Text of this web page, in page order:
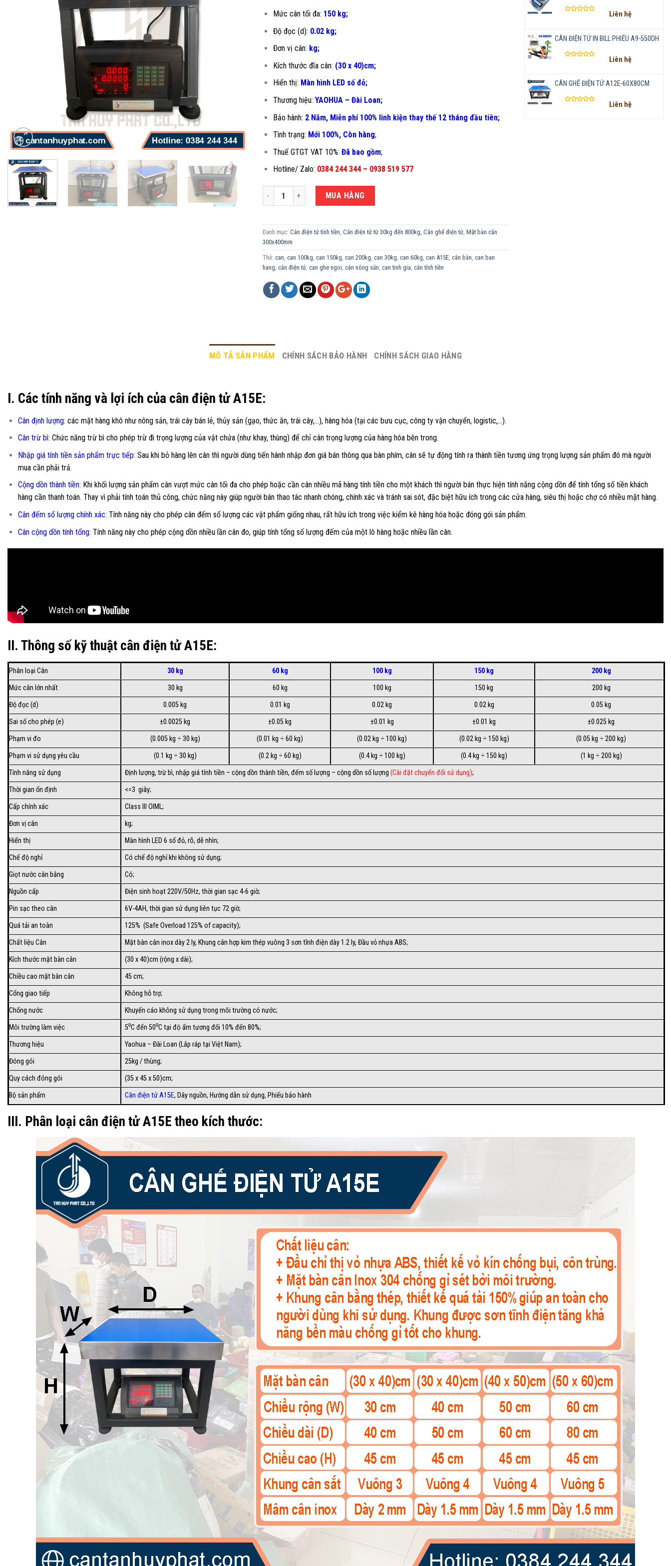
Mức cân tối đa: 150 kg;
Độ đọc (d): 0.02 kg;
Đơn vị cân: kg;
Kích thước đĩa cân: (30 x 40)cm;
Hiển thị: Màn hình LED số đỏ;
Thương hiệu: YAOHUA – Đài Loan;
Bảo hành: 2 Năm, Miễn phí 100% linh kiện thay thế 12 tháng đầu tiên;
Tình trạng: Mới 100%, Còn hàng;
Thuế GTGT VAT 10%: Đã bao gồm;
Hotline/ Zalo: 0384 244 344 – 0938 519 577
CÂN TÍNH TIỀN 150KG A15E-30X40CM số lượng
MUA HÀNG
Danh mục: Cân điện tử tính tiền, Cân điện tử từ 30kg đến 800kg, Cân ghế điện tử, Mặt bàn cân
300x400mm
Thẻ: can, can 100kg, can 150kg, can 200kg, can 30kg, can 60kg, can A15E, cân bàn, can ban
hang, cân điện tử, can ghe ngoi, cân nông sản, can tinh gia, cân tính tiền
hạng
5
Liên hệ
CÂN ĐIỆN TỬ IN BILL PHIẾU A9-550DH
hạng
5
Liên hệ
CÂN GHẾ ĐIỆN TỬ A12E-60X80CM
Liên hệ
MÔ TẢ SẢN PHẨM CHÍNH SÁCH BẢO HÀNH CHÍNH SÁCH GIAO HÀNG
I. Các tính năng và lợi ích của cân điện tử A15E:
Cân định lượng: các mặt hàng khô như nông sản, trái cây bán lẻ, thủy sản (gạo, thức ăn, trái cây,…), hàng hóa (tại các bưu cục, công ty vận chuyển, logistic,…).
Cân trừ bì: Chức năng trừ bì cho phép trừ đi trọng lượng của vật chứa (như khay, thùng) để chỉ cân trọng lượng của hàng hóa bên trong.
Nhập giá tính tiền sản phẩm trực tiếp: Sau khi bỏ hàng lên cân thì người dùng tiến hành nhập đơn giá bán thông qua bàn phím, cân sẽ tự động tính ra thành tiền tương ứng trọng lượng sản phẩm đó mà người
mua cần phải trả.
Cộng dồn thành tiền: Khi khối lượng sản phẩm cân vượt mức cân tối đa cho phép hoặc cần cân nhiều mã hàng tính tiền cho một khách thì người bán thực hiện tính năng cộng dồn để tính tổng số tiền khách
hàng cần thanh toán. Thay vì phải tính toán thủ công, chức năng này giúp người bán thao tác nhanh chóng, chính xác và tránh sai sót, đặc biệt hữu ích trong các cửa hàng, siêu thị hoặc chợ có nhiều mặt hàng.
Cân đếm số lượng chính xác: Tính năng này cho phép cân đếm số lượng các vật phẩm giống nhau, rất hữu ích trong việc kiểm kê hàng hóa hoặc đóng gói sản phẩm.
Cân cộng dồn tính tổng: Tính năng này cho phép cộng dồn nhiều lần cân đo, giúp tính tổng số lượng đếm của một lô hàng hoặc nhiều lần cân.
II. Thông số kỹ thuật cân điện tử A15E:
Phân loại Cân 30 kg 60 kg 100 kg 150 kg
200 kg
Mức cân lớn nhất
30 kg 60 kg 100 kg 150 kg
200 kg
Độ đọc (d)
0.005 kg 0.01 kg 0.02 kg 0.02 kg
0.05 kg
Sai số cho phép (e)
±0.0025 kg ±0.05 kg ±0.01 kg ±0.01 kg
±0.025 kg
Phạm vi đo
(0.005 kg ÷ 30 kg) (0.01 kg ÷ 60 kg) (0.02 kg ÷ 100 kg) (0.02 kg ÷ 150 kg)
(0.05 kg ÷ 200 kg)
Phạm vi sử dụng yêu cầu
(0.1 kg ÷ 30 kg) (0.2 kg ÷ 60 kg) (0.4 kg ÷ 100 kg) (0.4 kg ÷ 150 kg)
(1 kg ÷ 200 kg)
Tính năng sử dụng
Định lượng, trừ bì, nhập giá tính tiền – cộng dồn thành tiền, đếm số lượng – cộng dồn số lượng(Cài đặt chuyển đổi sử dụng);
Thời gian ổn định
<=3 giây;
Cấp chính xác
Class III OIML;
Đơn vị cân
kg;
Hiển thị
Màn hình LED 6 số đỏ, rõ, dễ nhìn;
Chế độ nghỉ
Có chế độ nghỉ khi không sử dụng;
Giọt nước cân bằng
Có;
Nguồn cấp
Điện sinh hoạt 220V/50Hz, thời gian sạc 4-6 giờ;
Pin sạc theo cân
6V-4AH, thời gian sử dụng liên tục 72 giờ;
Quá tải an toàn
125% (Safe Overload 125% of capacity);
Chất liệu Cân
Mặt bàn cân inox dày 2 ly, Khung cân hợp kim thép vuông 3 sơn tĩnh điện dày 1.2 ly, Đầu vỏ nhựa ABS;
Kích thước mặt bàn cân
(30 x 40)cm (rộng x dài);
Chiều cao mặt bàn cân
45 cm;
Cổng giao tiếp
Không hỗ trợ;
Chống nước
Khuyến cáo không sử dụng trong môi trường có nước;
Môi trường làm việc
5⁰C đến 50⁰C tại độ ẩm tương đối 10% đến 80%;
Thương hiệu
Yaohua – Đài Loan (Lắp ráp tại Việt Nam);
Đóng gói
25kg / thùng;
Quy cách đóng gói
(35 x 45 x 50)cm;
Bộ sản phẩm
Cân điện tử A15E, Dây nguồn, Hướng dẫn sử dụng, Phiếu bảo hành
III. Phân loại cân điện tử A15E theo kích thước: